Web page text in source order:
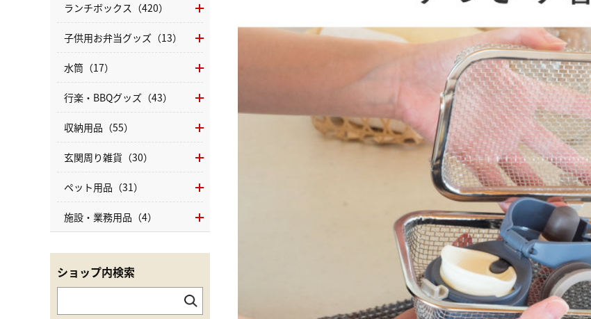
ランチボックス（420）
子供用お弁当グッズ（13）
水筒（17）
行楽・BBQグッズ（43）
収納用品（55）
玄関周り雑貨（30）
ペット用品（31）
施設・業務用品（4）
ショップ内検索